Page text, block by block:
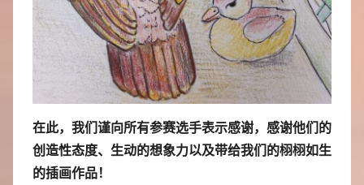
在此，我们谨向所有参赛选手表示感谢，感谢他们的
创造性态度、生动的想象力以及带给我们的栩栩如生
的插画作品！